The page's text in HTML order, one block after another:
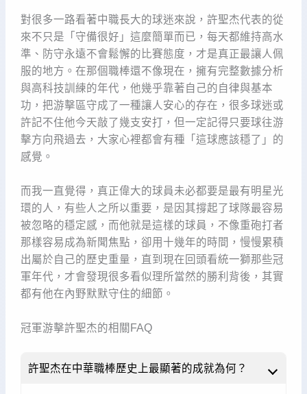
對很多一路看著中職長大的球迷來說，許聖杰代表的從
來不只是「守備很好」這麼簡單而已，每天都維持高水
準、防守永遠不會鬆懈的比賽態度，才是真正最讓人佩
服的地方。在那個職棒還不像現在，擁有完整數據分析
與高科技訓練的年代，他幾乎靠著自己的自律與基本
功，把游擊區守成了一種讓人安心的存在，很多球迷或
許記不住他今天敲了幾支安打，但一定記得只要球往游
擊方向飛過去，大家心裡都會有種「這球應該穩了」的
感覺。
而我一直覺得，真正偉大的球員未必都要是最有明星光
環的人，有些人之所以重要，是因其撐起了球隊最容易
被忽略的穩定感，而他就是這樣的球員，不像重砲打者
那樣容易成為新聞焦點，卻用十幾年的時間，慢慢累積
出屬於自己的歷史重量，直到現在回頭看統一獅那些冠
軍年代，才會發現很多看似理所當然的勝利背後，其實
都有他在內野默默守住的細節。
冠軍游擊許聖杰的相關FAQ
許聖杰在中華職棒歷史上最顯著的成就為何？